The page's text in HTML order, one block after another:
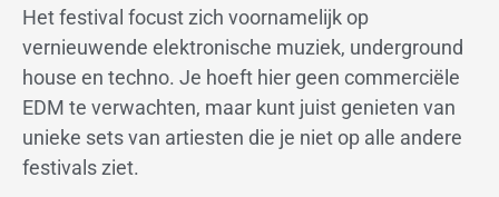
Het festival focust zich voornamelijk op
vernieuwende elektronische muziek, underground
house en techno. Je hoeft hier geen commerciële
EDM te verwachten, maar kunt juist genieten van
unieke sets van artiesten die je niet op alle andere
festivals ziet.